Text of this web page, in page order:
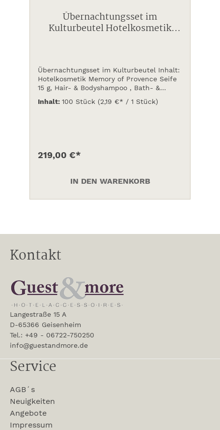
Übernachtungsset im
Kulturbeutel Hotelkosmetik
Übernachtungsset im Kulturbeutel Inhalt:
Hotelkosmetik Memory of Provence Seife
15 g, Hair- & Bodyshampoo , Bath- &
Inhalt: 100 Stück (2,19 €* / 1 Stück)
219,00 €*
IN DEN WARENKORB
Kontakt
Langestraße 15 A
D-65366 Geisenheim
Tel.: +49 - 06722-750250
info@guestandmore.de
Service
AGB´s
Neuigkeiten
Angebote
Impressum